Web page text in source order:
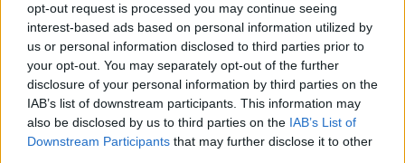
opt-out request is processed you may continue seeing
interest-based ads based on personal information utilized by
us or personal information disclosed to third parties prior to
your opt-out. You may separately opt-out of the further
disclosure of your personal information by third parties on the
IAB’s list of downstream participants. This information may
also be disclosed by us to third parties on the IAB’s List of
Downstream Participants that may further disclose it to other
Πέραν αυτών, το εν λόγω μοντέλο φέρει ιδιαίτερες
σχεδιαστικές πινελιές αλλά και βελτιώσεις στο σύστημα
πέδησης, το πλαίσιο και το σύστημα διεύθυνσης. Ωστόσο,
εκτός από την ουσία, σημασία έχει και η εμφάνιση και
εκεί η βρετανική μάρκα προσφέρει 16 ξεχωριστές
χρωματικές αποχρώσεις.